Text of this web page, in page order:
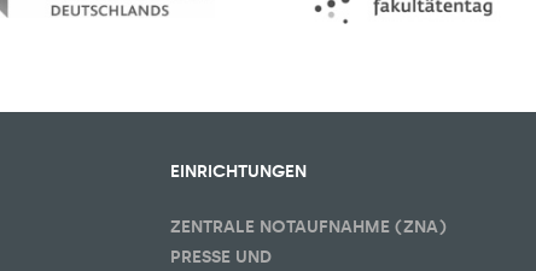
EINRICHTUNGEN
ZENTRALE NOTAUFNAHME (ZNA)
PRESSE UND